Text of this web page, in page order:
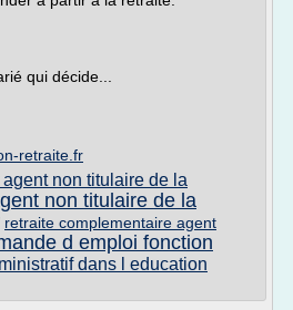
qui décide...
retraite.fr
non titulaire de la
non titulaire de la
retraite complementaire agent
d emploi fonction
dans l education